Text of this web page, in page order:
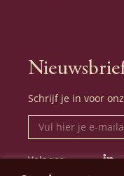
Schrijf je in voor
Volg ons